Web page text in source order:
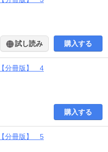
試し読み 購入する
分冊版】 4
購入する
分冊版】 5